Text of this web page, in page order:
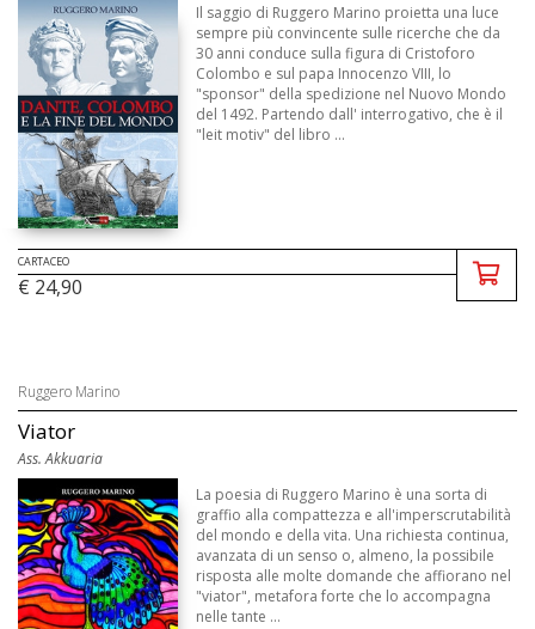
Il saggio di Ruggero Marino proietta una luce
sempre più convincente sulle ricerche che da
30 anni conduce sulla figura di Cristoforo
Colombo e sul papa Innocenzo VIII, lo
"sponsor" della spedizione nel Nuovo Mondo
del 1492. Partendo dall' interrogativo, che è il
"leit motiv" del libro ...
CARTACEO
€ 24,90
Ruggero Marino
Viator
Ass. Akkuaria
La poesia di Ruggero Marino è una sorta di
graffio alla compattezza e all'imperscrutabilità
del mondo e della vita. Una richiesta continua,
avanzata di un senso o, almeno, la possibile
risposta alle molte domande che affiorano nel
"viator", metafora forte che lo accompagna
nelle tante ...